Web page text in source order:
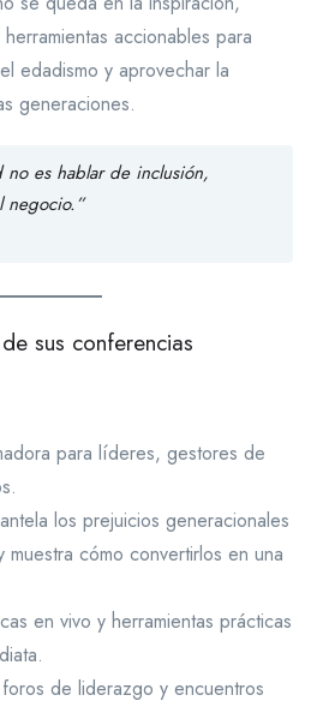
accionables para
edadismo y aprovechar la
generaciones.
no es hablar de inclusión,
negocio.”
sus conferencias
para líderes, gestores de
los prejuicios generacionales
cómo convertirlos en una
en vivo y herramientas prácticas
de liderazgo y encuentros